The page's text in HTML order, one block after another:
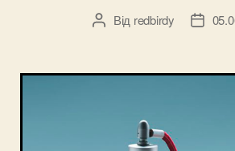
Автор
Від redbirdy
Дата